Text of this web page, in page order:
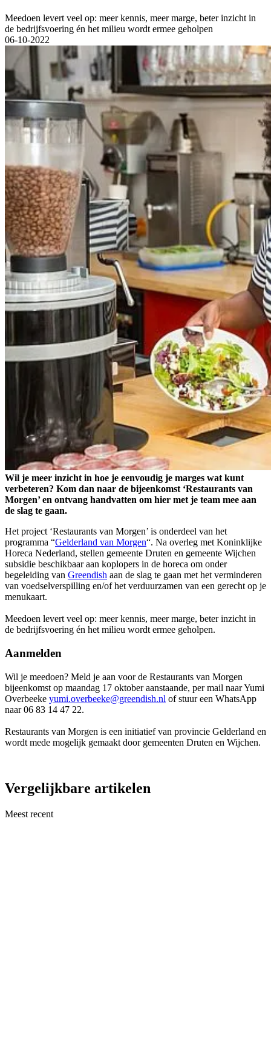
Meedoen levert veel op: meer kennis, meer marge, beter inzicht in
de bedrijfsvoering én het milieu wordt ermee geholpen
06-10-2022
Wil je meer inzicht in hoe je eenvoudig je marges wat kunt
verbeteren? Kom dan naar de bijeenkomst ‘Restaurants van
Morgen’ en ontvang handvatten om hier met je team mee aan
de slag te gaan.
Het project ‘Restaurants van Morgen’ is onderdeel van het
programma “Gelderland van Morgen“. Na overleg met Koninklijke
Horeca Nederland, stellen gemeente Druten en gemeente Wijchen
subsidie beschikbaar aan koplopers in de horeca om onder
begeleiding van Greendish aan de slag te gaan met het verminderen
van voedselverspilling en/of het verduurzamen van een gerecht op je
menukaart.
Meedoen levert veel op: meer kennis, meer marge, beter inzicht in
de bedrijfsvoering én het milieu wordt ermee geholpen.
Aanmelden
Wil je meedoen? Meld je aan voor de Restaurants van Morgen
bijeenkomst op maandag 17 oktober aanstaande, per mail naar Yumi
Overbeeke yumi.overbeeke@greendish.nl of stuur een WhatsApp
naar 06 83 14 47 22.
Restaurants van Morgen is een initiatief van provincie Gelderland en
wordt mede mogelijk gemaakt door gemeenten Druten en Wijchen.
Vergelijkbare artikelen
Meest recent